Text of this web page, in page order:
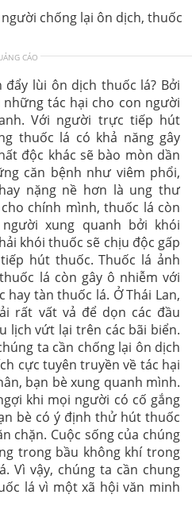
chống lại ôn dịch, thuốc
CÁO
lùi ôn dịch thuốc lá? Bởi
tác hại cho con người
Với người trực tiếp hút
thuốc lá có khả năng gây
độc khác sẽ bào mòn dần
căn bệnh như viêm phổi,
nặng nề hơn là ung thư
chính mình, thuốc lá còn
xung quanh bởi khói
khói thuốc sẽ chịu độc gấp
hút thuốc. Thuốc lá ảnh
lá còn gây ô nhiễm với
tàn thuốc lá. Ở Thái Lan,
rất vất vả để dọn các đầu
lịch vứt lại trên các bãi biển.
ta cần chống lại ôn dịch
cực tuyên truyền về tác hại
bạn bè xung quanh mình.
khi mọi người có cố gắng
bè có ý định thử hút thuốc
chặn. Cuộc sống của chúng
trong bầu không khí trong
Vì vậy, chúng ta cần chung
lá vì một xã hội văn minh